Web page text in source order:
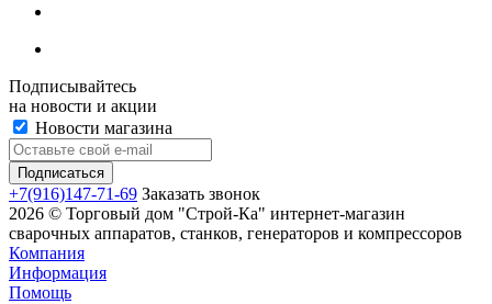
Подписывайтесь
на новости и акции
Новости магазина
+7(916)147-71-69 Заказать звонок
2026 © Торговый дом "Строй-Ка" интернет-магазин
сварочных аппаратов, станков, генераторов и компрессоров
Компания
Информация
Помощь